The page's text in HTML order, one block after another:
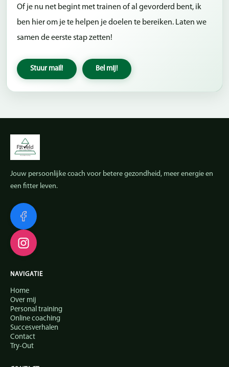
Of je nu net begint met trainen of al gevorderd bent, ik
ben hier om je te helpen je doelen te bereiken. Laten we
samen de eerste stap zetten!
Stuur mail! Bel mij!
Jouw persoonlijke coach voor betere gezondheid, meer energie en
een fitter leven.
NAVIGATIE
Home
Over mij
Personal training
Online coaching
Succesverhalen
Contact
Try-Out